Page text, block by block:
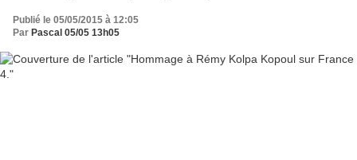
Publié le 05/05/2015 à 12:05
Par Pascal 05/05 13h05